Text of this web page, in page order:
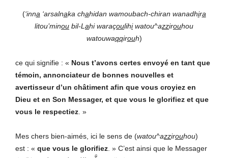
(‘inna ‘arsalnaka chahidan wamoubach-chiran wanadhira
litou’minou bil-L ahi waraçoulihiwatou^azzirouhou
watouwaqqirouh)
ce qui signifie : « Nous t’avons certes envoyé en tant que
témoin, annonciateur de bonnes nouvelles et
avertisseur d’un châtiment afin que vous croyiez en
Dieu et en Son Messager, et que vous le glorifiez et que
vous le respectiez . »
Mes chers bien-aimés, ici le sens de (watou^azzirouhou)
est : « que vous le glorifiez . » C’est ainsi que le Messager